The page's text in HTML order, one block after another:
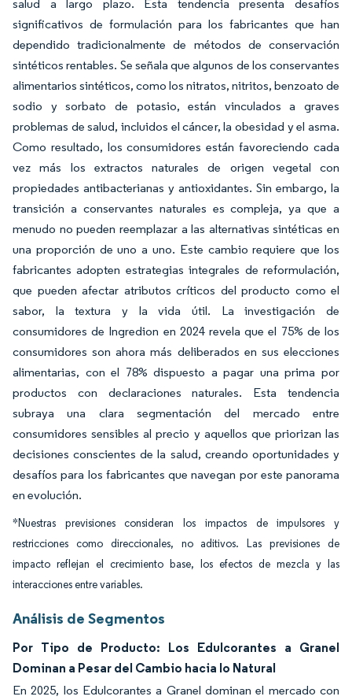
salud a largo plazo. Esta tendencia presenta desafíos
significativos de formulación para los fabricantes que han
dependido tradicionalmente de métodos de conservación
sintéticos rentables. Se señala que algunos de los conservantes
alimentarios sintéticos, como los nitratos, nitritos, benzoato de
sodio y sorbato de potasio, están vinculados a graves
problemas de salud, incluidos el cáncer, la obesidad y el asma.
Como resultado, los consumidores están favoreciendo cada
vez más los extractos naturales de origen vegetal con
propiedades antibacterianas y antioxidantes. Sin embargo, la
transición a conservantes naturales es compleja, ya que a
menudo no pueden reemplazar a las alternativas sintéticas en
una proporción de uno a uno. Este cambio requiere que los
fabricantes adopten estrategias integrales de reformulación,
que pueden afectar atributos críticos del producto como el
sabor, la textura y la vida útil. La investigación de
consumidores de Ingredion en 2024 revela que el 75% de los
consumidores son ahora más deliberados en sus elecciones
alimentarias, con el 78% dispuesto a pagar una prima por
productos con declaraciones naturales. Esta tendencia
subraya una clara segmentación del mercado entre
consumidores sensibles al precio y aquellos que priorizan las
decisiones conscientes de la salud, creando oportunidades y
desafíos para los fabricantes que navegan por este panorama
en evolución.
*Nuestras previsiones consideran los impactos de impulsores y
restricciones como direccionales, no aditivos. Las previsiones de
impacto reflejan el crecimiento base, los efectos de mezcla y las
interacciones entre variables.
Análisis de Segmentos
Por Tipo de Producto: Los Edulcorantes a Granel
Dominan a Pesar del Cambio hacia lo Natural
En 2025, los Edulcorantes a Granel dominan el mercado con